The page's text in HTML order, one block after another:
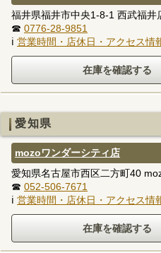
福井県福井市中央1-8-1 西武福井
☎ 0776-28-9851
ℹ 営業時間・店休日・アクセス情
愛知県
mozoワンダーシティ店
愛知県名古屋市西区二方町40
☎ 052-506-7671
ℹ 営業時間・店休日・アクセス情